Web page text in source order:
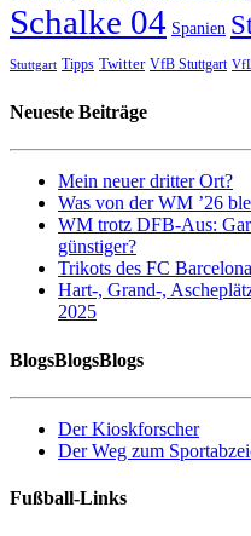
Schalke 04 Spanien
Stuttgart Tipps Twitter VfB Stuttgart
Neueste Beiträge
Mein neuer dritter Ort?
Was von der WM ’26
WM trotz DFB-Aus:
günstiger?
Trikots des FC
Hart-, Grand-,
2025
BlogsBlogsBlogs
Der Kioskforscher
Der Weg zum
Fußball-Links